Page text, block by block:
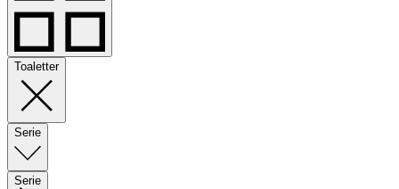
Toaletter
Serie
Serie